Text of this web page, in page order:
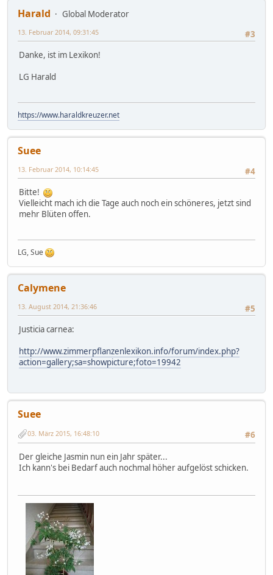
Harald
Global Moderator
#3
13. Februar 2014, 09:31:45
Danke, ist im Lexikon!
LG Harald
https://www.haraldkreuzer.net
Suee
#4
13. Februar 2014, 10:14:45
Bitte!
Vielleicht mach ich die Tage auch noch ein schöneres, jetzt sind
mehr Blüten offen.
LG, Sue
Calymene
#5
13. August 2014, 21:36:46
Justicia carnea:
http://www.zimmerpflanzenlexikon.info/forum/index.php?
action=gallery;sa=showpicture;foto=19942
Suee
#6
03. März 2015, 16:48:10
Der gleiche Jasmin nun ein Jahr später...
Ich kann's bei Bedarf auch nochmal höher aufgelöst schicken.